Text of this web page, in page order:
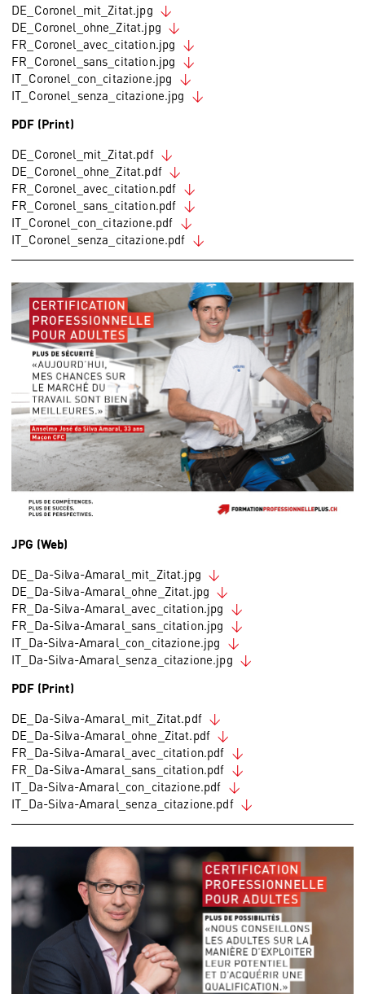
DE_Coronel_mit_Zitat.jpg
DE_Coronel_ohne_Zitat.jpg
FR_Coronel_avec_citation.jpg
FR_Coronel_sans_citation.jpg
IT_Coronel_con_citazione.jpg
IT_Coronel_senza_citazione.jpg
PDF (Print)
DE_Coronel_mit_Zitat.pdf
DE_Coronel_ohne_Zitat.pdf
FR_Coronel_avec_citation.pdf
FR_Coronel_sans_citation.pdf
IT_Coronel_con_citazione.pdf
IT_Coronel_senza_citazione.pdf
JPG (Web)
DE_Da-Silva-Amaral_mit_Zitat.jpg
DE_Da-Silva-Amaral_ohne_Zitat.jpg
FR_Da-Silva-Amaral_avec_citation.jpg
FR_Da-Silva-Amaral_sans_citation.jpg
IT_Da-Silva-Amaral_con_citazione.jpg
IT_Da-Silva-Amaral_senza_citazione.jpg
PDF (Print)
DE_Da-Silva-Amaral_mit_Zitat.pdf
DE_Da-Silva-Amaral_ohne_Zitat.pdf
FR_Da-Silva-Amaral_avec_citation.pdf
FR_Da-Silva-Amaral_sans_citation.pdf
IT_Da-Silva-Amaral_con_citazione.pdf
IT_Da-Silva-Amaral_senza_citazione.pdf